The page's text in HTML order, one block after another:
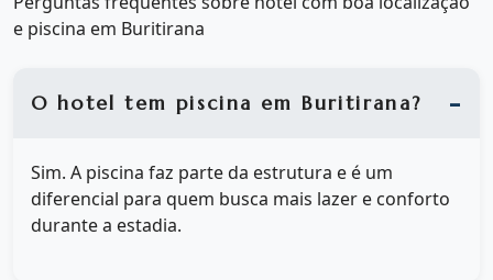
e piscina em Buritirana
O hotel tem piscina em Buritirana?
Sim. A piscina faz parte da estrutura e é um
diferencial para quem busca mais lazer e conforto
durante a estadia.